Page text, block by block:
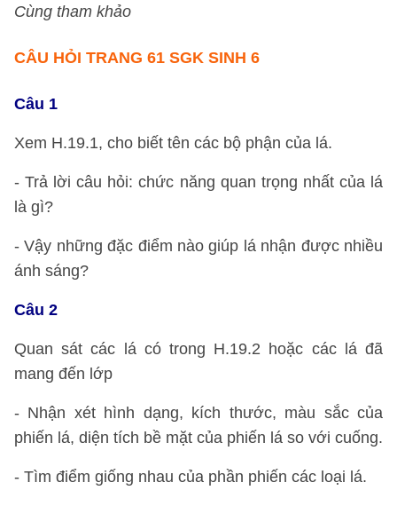
Cùng tham khảo
CÂU HỎI TRANG 61 SGK SINH 6
Câu 1
Xem H.19.1, cho biết tên các bộ phận của lá.
- Trả lời câu hỏi: chức năng quan trọng nhất của lá
là gì?
- Vậy những đặc điểm nào giúp lá nhận được nhiều
ánh sáng?
Câu 2
Quan sát các lá có trong H.19.2 hoặc các lá đã
mang đến lớp
- Nhận xét hình dạng, kích thước, màu sắc của
phiến lá, diện tích bề mặt của phiến lá so với cuống.
- Tìm điểm giống nhau của phần phiến các loại lá.